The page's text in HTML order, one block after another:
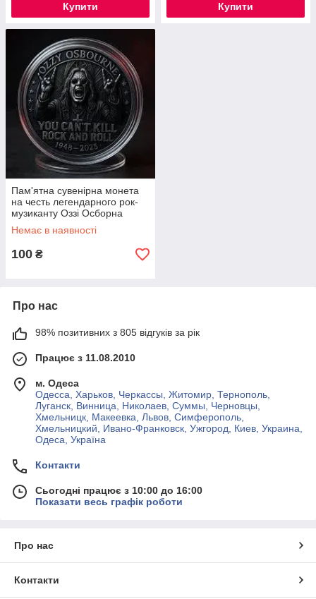
Купити Купити
Пам'ятна сувенірна монета
на честь легендарного рок-
музиканту Оззі Осборна
(Ozzy Osbourne). (2D UV-
друк)
Немає в наявності
100 ₴
Про нас
98% позитивних з 805 відгуків за рік
Працює з 11.08.2010
м. Одеса
Одесса, Харьков, Черкассы, Житомир, Тернополь,
Луганск, Винница, Николаев, Суммы, Черновцы,
Хмельницк, Макеевка, Львов, Симферополь,
Хмельницкий, Ивано-Франковск, Ужгород, Киев, Украина,
Одеса, Україна
Контакти
Сьогодні працює з 10:00 до 16:00
Показати весь графік роботи
Про нас
Контакти